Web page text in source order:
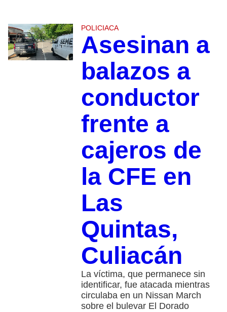
POLICIACA
Asesinan a
balazos a
conductor
frente a
cajeros de
la CFE en
Las
Quintas,
Culiacán
La víctima, que permanece sin
identificar, fue atacada mientras
circulaba en un Nissan March
sobre el bulevar El Dorado